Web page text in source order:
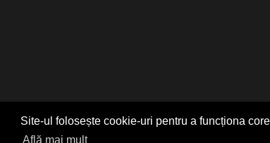
Site-ul folosește cookie-uri pentru a funcționa
Află mai mult